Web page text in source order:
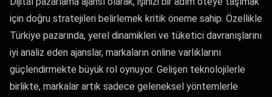
için doğru stratejileri belirlemek kritik öneme sahip. Özellikle
Türkiye pazarında, yerel dinamikleri ve tüketici davranışlarını
iyi analiz eden ajanslar, markaların online varlıklarını
güçlendirmekte büyük rol oynuyor. Gelişen teknolojilerle
birlikte, markalar artık sadece geleneksel yöntemlerle